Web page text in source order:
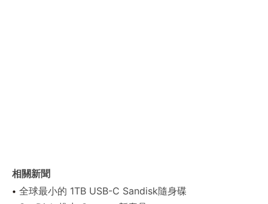
相關新聞
全球最小的 1TB USB-C Sandisk隨身碟